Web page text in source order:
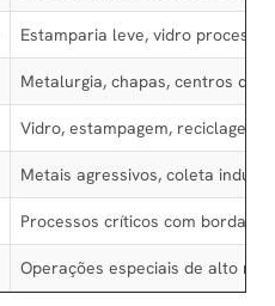
Estamparia leve, vidro
Metalurgia, chapas, centros de
Vidro, estampagem, reciclagem
Metais agressivos, coleta
Processos críticos com bordas
Operações especiais de alto